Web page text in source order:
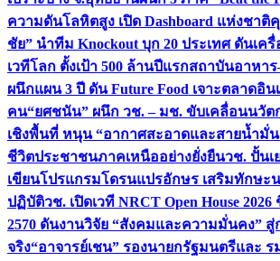
ความดันโลหิตสูง เปิด Dashboard แห่งชาติ
ชัย” นำทีม Knockout บุก 20 ประเทศ ดันเค
เวทีโลก ตั้งเป้า 500 ล้านปีแรกสถาบันอาหา
ผนึกแผน 3 ปี ดัน Future Food เจาะตลาดอิน
คน“ยศชนัน” ผนึก วช. – มช. ขับเคลื่อนนวัต
เชิงพื้นที่ หนุน “อากาศสะอาดและสายน้ำมั่
ชีวิตประชาชนภาคเหนืออย่างยั่งยืนวช. ปั้นเ
เขียนโปรแกรมโดรนแปรอักษร เสริมทักษะ
ปฏิบัติวช. เปิดเวที NRCT Open House
2570 ดันงานวิจัย “สังคมและความมั่นคง”
จริง“อาจารย์เชน” รองนายกรัฐมนตรีและ